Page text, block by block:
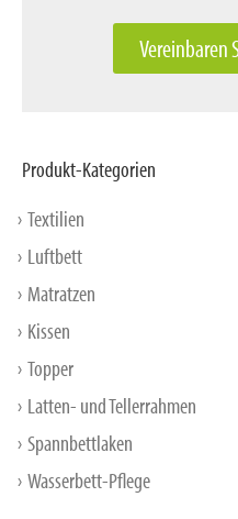
Produkt-Kategorien
Textilien
Luftbett
Matratzen
Kissen
Topper
Latten- und Tellerrahmen
Spannbettlaken
Wasserbett-Pflege
Vereinbaren